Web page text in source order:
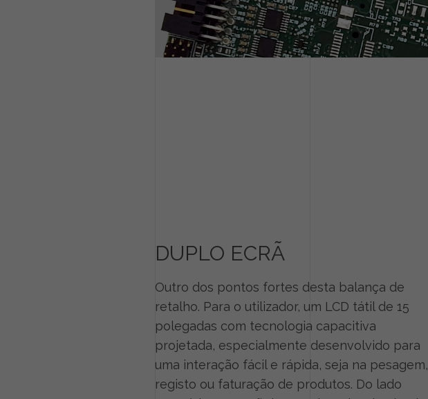
DUPLO ECRÃ
Outro dos pontos fortes desta balança de
retalho. Para o utilizador, um LCD tátil de 15
polegadas com tecnologia capacitiva
projetada, especialmente desenvolvido para
uma interação fácil e rápida, seja na pesagem,
registo ou faturação de produtos. Do lado